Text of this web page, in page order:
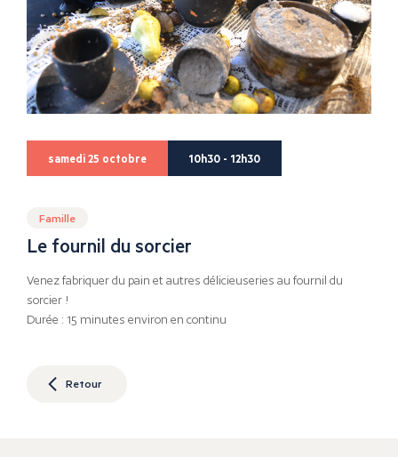
samedi 25 octobre 10h30 - 12h30
Famille
Le fournil du sorcier
Venez fabriquer du pain et autres délicieuseries au fournil du
sorcier !
Durée : 15 minutes environ en continu
Retour